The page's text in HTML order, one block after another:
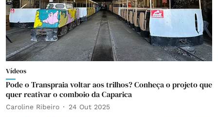
Vídeos
Pode o Transpraia voltar aos trilhos? Conheça o projeto que
quer reativar o comboio da Caparica
Caroline Ribeiro 24 Out 2025